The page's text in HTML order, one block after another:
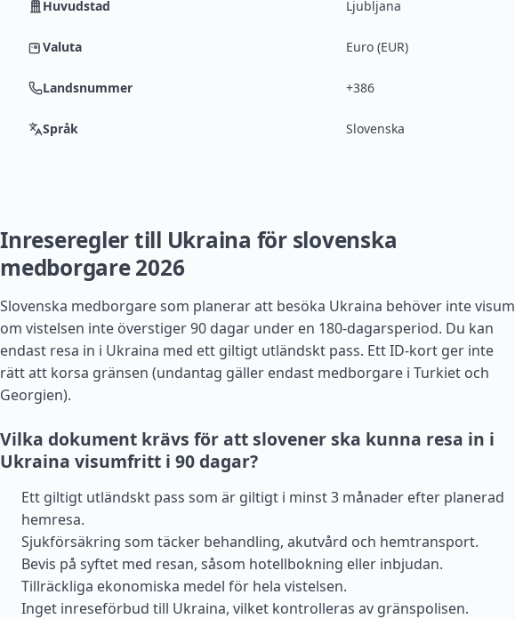
Huvudstad Ljubljana
Valuta Euro (EUR)
Landsnummer +386
Språk Slovenska
Inreseregler till Ukraina för slovenska
medborgare 2026
Slovenska medborgare som planerar att besöka Ukraina behöver inte visum
om vistelsen inte överstiger 90 dagar under en 180-dagarsperiod. Du kan
endast resa in i Ukraina med ett giltigt utländskt pass. Ett ID-kort ger inte
rätt att korsa gränsen (undantag gäller endast medborgare i Turkiet och
Georgien).
Vilka dokument krävs för att slovener ska kunna resa in i
Ukraina visumfritt i 90 dagar?
Ett giltigt utländskt pass som är giltigt i minst 3 månader efter planerad
hemresa.
Sjukförsäkring som täcker behandling, akutvård och hemtransport.
Bevis på syftet med resan, såsom hotellbokning eller inbjudan.
Tillräckliga ekonomiska medel för hela vistelsen.
Inget inreseförbud till Ukraina, vilket kontrolleras av gränspolisen.